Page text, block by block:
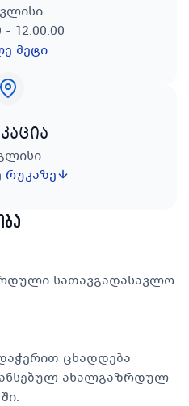
- 12:00:00
მეტი
რუკაზე
სათავგადასავლო
ცხადდება
ახალგაზრდულ